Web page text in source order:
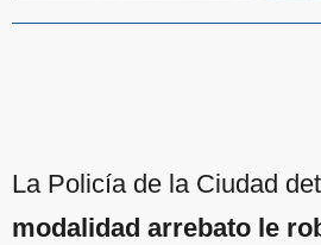
La Policía de la Ciudad
modalidad arrebato le